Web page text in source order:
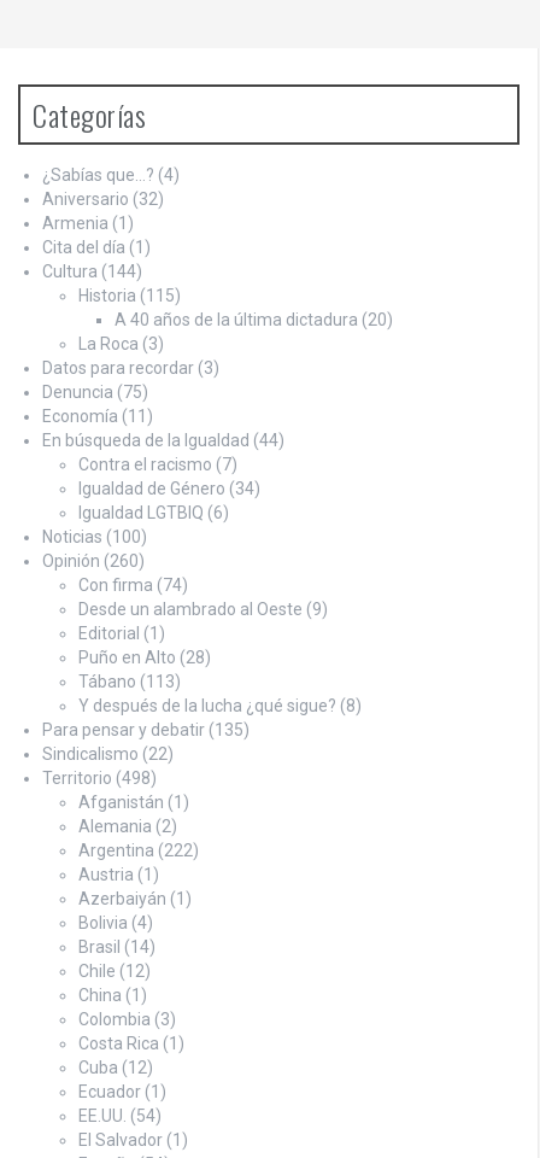
Categorías
¿Sabías que…? (4)
Aniversario (32)
Armenia (1)
Cita del día (1)
Cultura (144)
Historia (115)
A 40 años de la última dictadura (20)
La Roca (3)
Datos para recordar (3)
Denuncia (75)
Economía (11)
En búsqueda de la Igualdad (44)
Contra el racismo (7)
Igualdad de Género (34)
Igualdad LGTBIQ (6)
Noticias (100)
Opinión (260)
Con firma (74)
Desde un alambrado al Oeste (9)
Editorial (1)
Puño en Alto (28)
Tábano (113)
Y después de la lucha ¿qué sigue? (8)
Para pensar y debatir (135)
Sindicalismo (22)
Territorio (498)
Afganistán (1)
Alemania (2)
Argentina (222)
Austria (1)
Azerbaiyán (1)
Bolivia (4)
Brasil (14)
Chile (12)
China (1)
Colombia (3)
Costa Rica (1)
Cuba (12)
Ecuador (1)
EE.UU. (54)
El Salvador (1)